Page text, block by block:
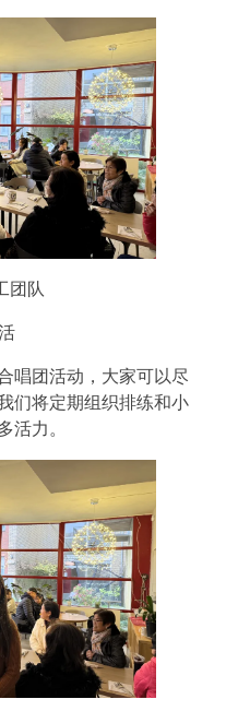
团队
唱团活动，大家可以尽
们将定期组织排练和小
力。